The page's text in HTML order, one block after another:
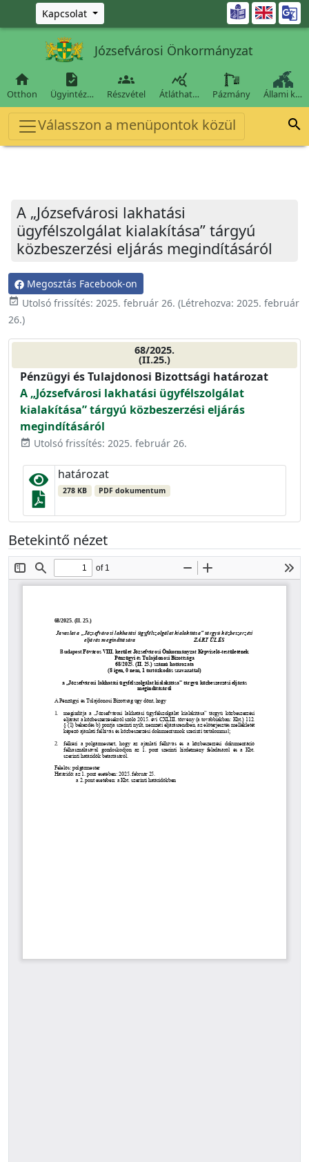
Ugrás a fő tartalomra
Kapcsolat 
Józsefvárosi Önkormányzat

Otthon

Ügyintéz…

Részvétel

Átláthat… Pázmány Állami k…
Válasszon a menüpontok közül 
A „Józsefvárosi lakhatási
ügyfélszolgálat kialakítása” tárgyú
közbeszerzési eljárás megindításáról
Megosztás Facebook-on
event_available Utolsó frissítés: 2025. február 26. (Létrehozva: 2025. február
26.)
68/2025.
(II.25.)
Pénzügyi és Tulajdonosi Bizottsági határozat
A „Józsefvárosi lakhatási ügyfélszolgálat
kialakítása” tárgyú közbeszerzési eljárás
megindításáról
event_available Utolsó frissítés: 2025. február 26.
határozat
278 KB PDF dokumentum
Betekintő nézet